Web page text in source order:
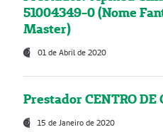
51004349-0 (Nome
Master)
01 de Abril de 2020
Prestador CENTRO DE
15 de Janeiro de 2020